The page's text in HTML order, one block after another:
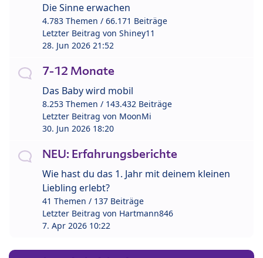
Die Sinne erwachen
4.783 Themen / 66.171 Beiträge
Letzter Beitrag von Shiney11
28. Jun 2026 21:52
7-12 Monate
Das Baby wird mobil
8.253 Themen / 143.432 Beiträge
Letzter Beitrag von MoonMi
30. Jun 2026 18:20
NEU: Erfahrungsberichte
Wie hast du das 1. Jahr mit deinem kleinen
Liebling erlebt?
41 Themen / 137 Beiträge
Letzter Beitrag von Hartmann846
7. Apr 2026 10:22